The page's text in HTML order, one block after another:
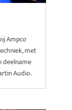
Ampco
met
deelname
Audio.